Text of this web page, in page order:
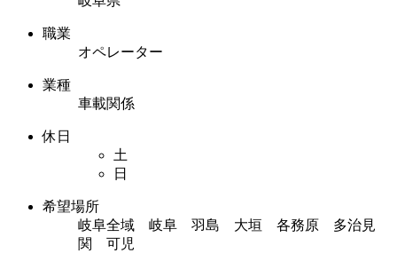
職業
オペレーター
業種
車載関係
休日
土
日
希望場所
岐阜全域 岐阜 羽島 大垣 各務原 多治見
関 可児